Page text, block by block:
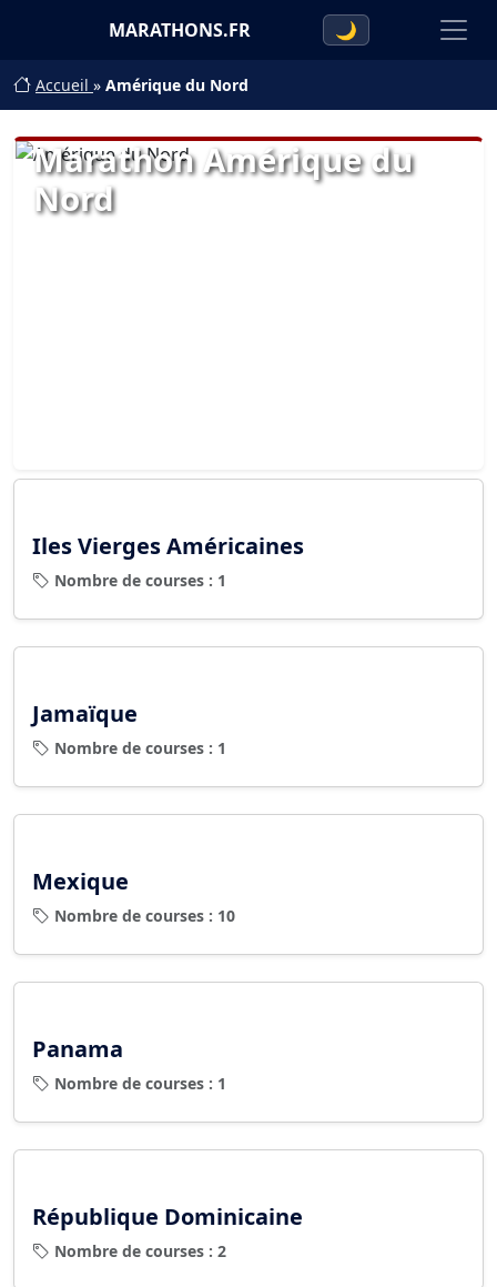
MARATHONS.FR 🌙
Accueil » Amérique du Nord
Marathon Amérique du
Nord
Iles Vierges Américaines
Nombre de courses : 1
Jamaïque
Nombre de courses : 1
Mexique
Nombre de courses : 10
Panama
Nombre de courses : 1
République Dominicaine
Nombre de courses : 2